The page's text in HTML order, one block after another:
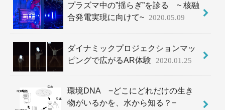
プラズマ中の”揺らぎ”を診る ~ 核融
合発電実現に向けて~
2020.05.09
ダイナミックプロジェクションマッ
ピングで広がるAR体験
2020.01.25
環境DNA −どこにどれだけの生き
物がいるかを、水から知る？−